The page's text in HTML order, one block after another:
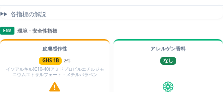
各指標の解説
ENV 環境・安全性指標
皮膚感作性
GHS 1B
2件
イソアルキル(C10-40)アミドプロピルエチルジモ
ニウムエトサルフェート・メチルパラベン
アレルゲン香料
なし